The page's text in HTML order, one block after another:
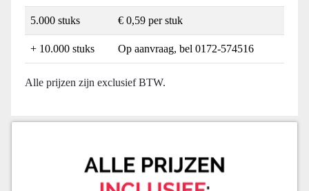
5.000 stuks € 0,59 per stuk
+ 10.000 stuks Op aanvraag, bel 0172-574516
Alle prijzen zijn exclusief BTW.